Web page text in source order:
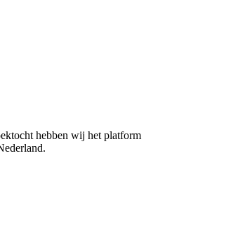
hebben wij het platform